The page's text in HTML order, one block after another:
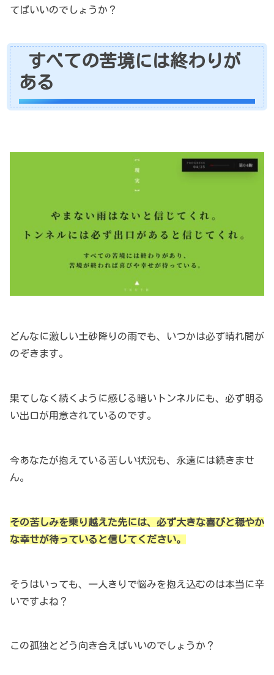
てばいいのでしょうか？
すべての苦境には終わりが
ある
どんなに激しい土砂降りの雨でも、いつかは必ず晴れ間が
のぞきます。
果てしなく続くように感じる暗いトンネルにも、必ず明る
い出口が用意されているのです。
今あなたが抱えている苦しい状況も、永遠には続きませ
ん。
その苦しみを乗り越えた先には、必ず大きな喜びと穏やか
な幸せが待っていると信じてください。
そうはいっても、一人きりで悩みを抱え込むのは本当に辛
いですよね？
この孤独とどう向き合えばいいのでしょうか？